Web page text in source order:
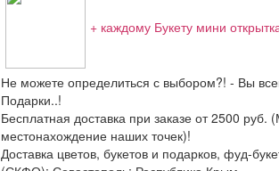
+ каждому Букету мини
Не можете определиться с выбором?! - Вы
Подарки..!
Бесплатная доставка при заказе от 2500
местонахождение наших точек)!
Доставка цветов, букетов и подарков, фуд-